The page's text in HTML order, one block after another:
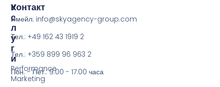
У
С
Л
У
Г
И
Performance
Marketing
Контакт
Имейл: info@skyagency-group.com
Тел.: +49 162 43 1919 2
Тел.: +359 899 96 963 2
Пон. - Пет.: 9:00 - 17:00 часа